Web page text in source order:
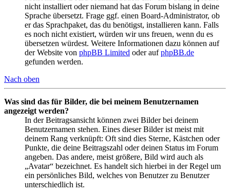
nicht installiert oder niemand hat das Forum bislang in deine
Sprache übersetzt. Frage ggf. einen Board-Administrator, ob
er das Sprachpaket, das du benötigst, installieren kann. Falls
es noch nicht existiert, würden wir uns freuen, wenn du es
übersetzen würdest. Weitere Informationen dazu können auf
der Website von phpBB Limited oder aufphpBB.de
gefunden werden.
Nach oben
Was sind das für Bilder, die bei meinem Benutzernamen
angezeigt werden?
In der Beitragsansicht können zwei Bilder bei deinem
Benutzernamen stehen. Eines dieser Bilder ist meist mit
deinem Rang verknüpft: Oft sind dies Sterne, Kästchen oder
Punkte, die deine Beitragszahl oder deinen Status im Forum
angeben. Das andere, meist größere, Bild wird auch als
„Avatar“ bezeichnet. Es handelt sich hierbei in der Regel um
ein persönliches Bild, welches von Benutzer zu Benutzer
unterschiedlich ist.